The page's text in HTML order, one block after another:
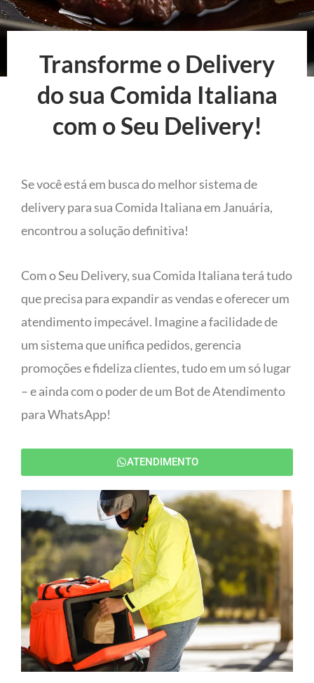
Transforme o Delivery
do sua Comida Italiana
com o Seu Delivery!
Se você está em busca do melhor sistema de
delivery para sua Comida Italiana em Januária,
encontrou a solução definitiva!
Com o Seu Delivery, sua Comida Italiana terá tudo
que precisa para expandir as vendas e oferecer um
atendimento impecável. Imagine a facilidade de
um sistema que unifica pedidos, gerencia
promoções e fideliza clientes, tudo em um só lugar
– e ainda com o poder de um Bot de Atendimento
para WhatsApp!
ATENDIMENTO